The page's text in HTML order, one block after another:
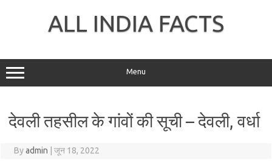
ALL INDIA FACTS
Menu
देवली तहसील के गांवों की सूची – देवली, वर्धा
Byadmin जून 18, 2022